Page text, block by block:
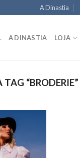
A Dinastia
A DINASTIA LOJA
“BRODERIE”